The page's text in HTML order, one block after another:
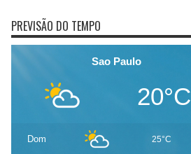
PREVISÃO DO TEMPO
Sao Paulo
20°C
Dom 25°C